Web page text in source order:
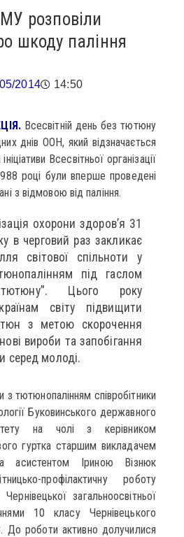
розповіли
шкоду паління
2014 14:50
Всесвітній день без тютюну
днів ООН, який відзначається
Всесвітньої організації
році були вперше проведені
з відмовою від паління.
охорони здоров’я 31
в черговий раз закликає
світової спільноти у
під гаслом
Цього року
світу підвищити
з метою скорочення
вироби та запобігання
серед молоді.
тютюнопалінням співробітники
Буковинського державного
на чолі з керівником
гуртка старшим викладачем
асистентом Іриною Візнюк
профілактичну роботу
загальноосвітньої
10 класу Чернівецького
роботи активно долучилися